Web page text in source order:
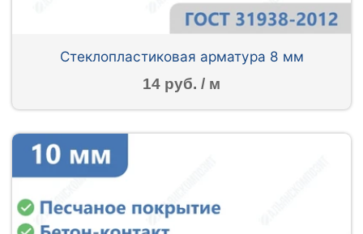
Стеклопластиковая арматура 8 мм
14 руб. / м